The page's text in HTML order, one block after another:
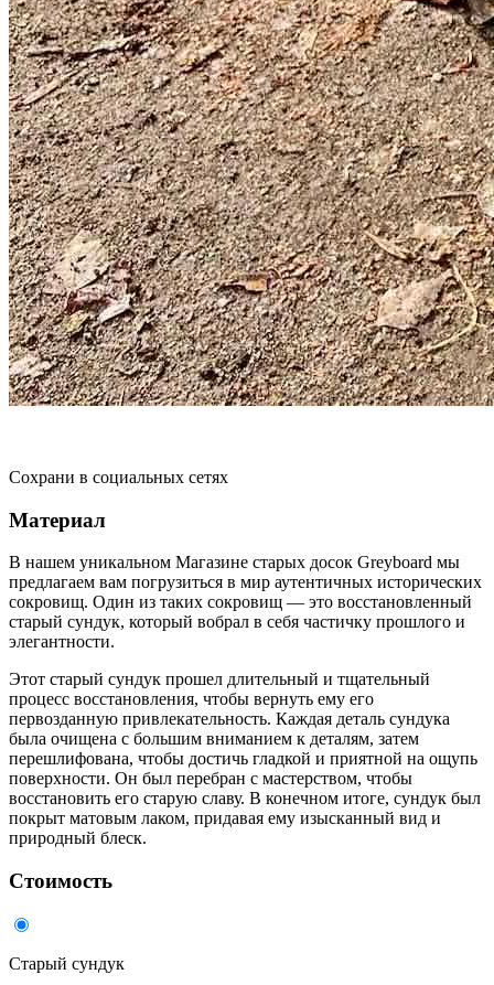
Сохрани в социальных сетях
Материал
В нашем уникальном Магазине старых досок Greyboard мы
предлагаем вам погрузиться в мир аутентичных исторических
сокровищ. Один из таких сокровищ — это восстановленный
старый сундук, который вобрал в себя частичку прошлого и
элегантности.
Этот старый сундук прошел длительный и тщательный
процесс восстановления, чтобы вернуть ему его
первозданную привлекательность. Каждая деталь сундука
была очищена с большим вниманием к деталям, затем
перешлифована, чтобы достичь гладкой и приятной на ощупь
поверхности. Он был перебран с мастерством, чтобы
восстановить его старую славу. В конечном итоге, сундук был
покрыт матовым лаком, придавая ему изысканный вид и
природный блеск.
Стоимость
Старый сундук